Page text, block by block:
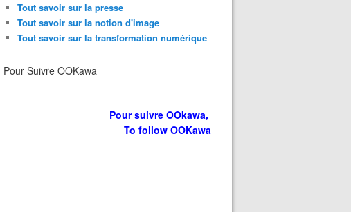
Tout savoir sur la presse
Tout savoir sur la notion d'image
Tout savoir sur la transformation numérique
Pour Suivre OOKawa
Pour suivre OOkawa,
To follow OOKawa